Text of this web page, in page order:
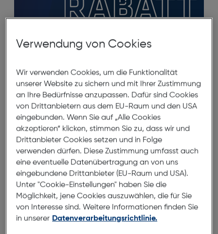
Lowepro Adventura II 120 schwarz
ArtNr.: 230035671
Mit der Adventura II sind Sie bereit für Ihr nächstes
Fotoabenteuer.Sie bietet Schutz und Funktionalität
in einem modernen und kompakten Design.
Täglich. Überall. Die Adventura II ist immer für Ihr
nächstes Abenteuer bereit. Schützend und kompakt
ist diese Kameratasche perfekt für einen
Tagesausflug oder auf Reisen. Sie bietet praktische
Funktionen für den Hobbyfotografen.
Verwendung von Cookies
Wir verwenden Cookies, um die Funktionalität
unserer Website zu sichern und mit Ihrer Zustimmung
an Ihre Bedürfnisse anzupassen. Dafür sind Cookies
von Drittanbietern aus dem EU-Raum und den USA
eingebunden. Wenn Sie auf „Alle Cookies
akzeptieren“ klicken, stimmen Sie zu, dass wir und
Drittanbieter Cookies setzen und in Folge
verwenden dürfen. Diese Zustimmung umfasst auch
eine eventuelle Datenübertragung an von uns
eingebundene Drittanbieter (EU-Raum und USA).
Unter "Cookie-Einstellungen" haben Sie die
Möglichkeit, jene Cookies auszuwählen, die für Sie
von Interesse sind. Weitere Informationen finden Sie
in unserer Datenverarbeitungsrichtlinie.